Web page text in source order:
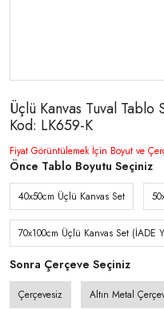
Üçlü Kanvas Tuval Tablo
Kod: LK659-K
Fiyat Görüntülemek İçin Boyut ve
Önce Tablo Boyutu Seçiniz
40x50cm Üçlü Kanvas Set
70x100cm Üçlü Kanvas Set (İADE
Sonra Çerçeve Seçiniz
Çerçevesiz Altın Metal